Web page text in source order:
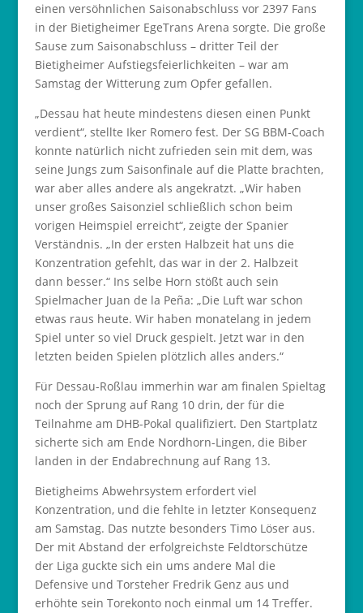
einen versöhnlichen Saisonabschluss vor 2397 Fans
in der Bietigheimer EgeTrans Arena sorgte. Die große
Sause zum Saisonabschluss – dritter Teil der
Bietigheimer Aufstiegsfeierlichkeiten – war am
Samstag der Witterung zum Opfer gefallen.
„Dessau hat heute mindestens diesen einen Punkt
verdient“, stellte Iker Romero fest. Der SG BBM-Coach
konnte natürlich nicht zufrieden sein mit dem, was
seine Jungs zum Saisonfinale auf die Platte brachten,
war aber alles andere als angekratzt. „Wir haben
unser großes Saisonziel schließlich schon beim
vorigen Heimspiel erreicht“, zeigte der Spanier
Verständnis. „In der ersten Halbzeit hat uns die
Konzentration gefehlt, das war in der 2. Halbzeit
dann besser.“ Ins selbe Horn stößt auch sein
Spielmacher Juan de la Peña: „Die Luft war schon
etwas raus heute. Wir haben monatelang in jedem
Spiel unter so viel Druck gespielt. Jetzt war in den
letzten beiden Spielen plötzlich alles anders.“
Für Dessau-Roßlau immerhin war am finalen Spieltag
noch der Sprung auf Rang 10 drin, der für die
Teilnahme am DHB-Pokal qualifiziert. Den Startplatz
sicherte sich am Ende Nordhorn-Lingen, die Biber
landen in der Endabrechnung auf Rang 13.
Bietigheims Abwehrsystem erfordert viel
Konzentration, und die fehlte in letzter Konsequenz
am Samstag. Das nutzte besonders Timo Löser aus.
Der mit Abstand der erfolgreichste Feldtorschütze
der Liga guckte sich ein ums andere Mal die
Defensive und Torsteher Fredrik Genz aus und
erhöhte sein Torekonto noch einmal um 14 Treffer.